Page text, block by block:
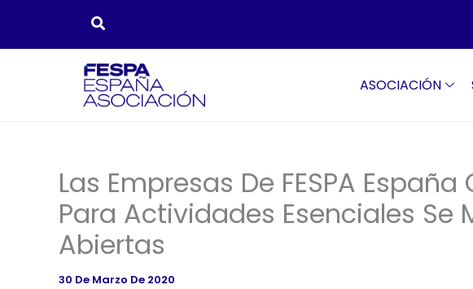
Contenido
ASOCIACIÓN
Las Empresas De FESPA
Para Actividades Esenciales Se
Abiertas
30 De Marzo De 2020